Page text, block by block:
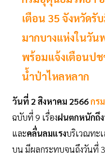
เตือน 35 จังหวัด
มากบางแห่งในวัน
พร้อมแจ้งเตือนป
น้ำป่าไหลหลาก
วันที่ 2 สิงหาคม 2566กร
ฉบับที่ 9 เรื่องฝนตกหนักถึ
และคลื่นลมแรงบริเวณทะ
บน มีผลกระทบจนถึงวันที่